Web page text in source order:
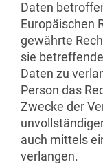
Daten
Europäischen
gewährte
sie
Daten zu
Person das
Zwecke der
auch mittels
verlangen.